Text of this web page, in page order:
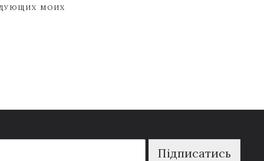
МОИХ
Підписатись